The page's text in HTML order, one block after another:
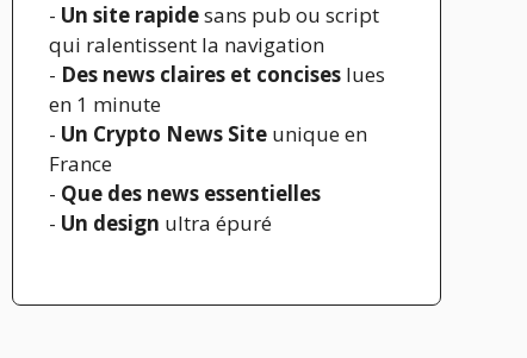
- Un site rapidesans pub ou script
qui ralentissent la navigation
- Des news claires et concises lues
en 1 minute
- Un Crypto News Site unique en
France
- Que des news essentielles
- Un design ultra épuré